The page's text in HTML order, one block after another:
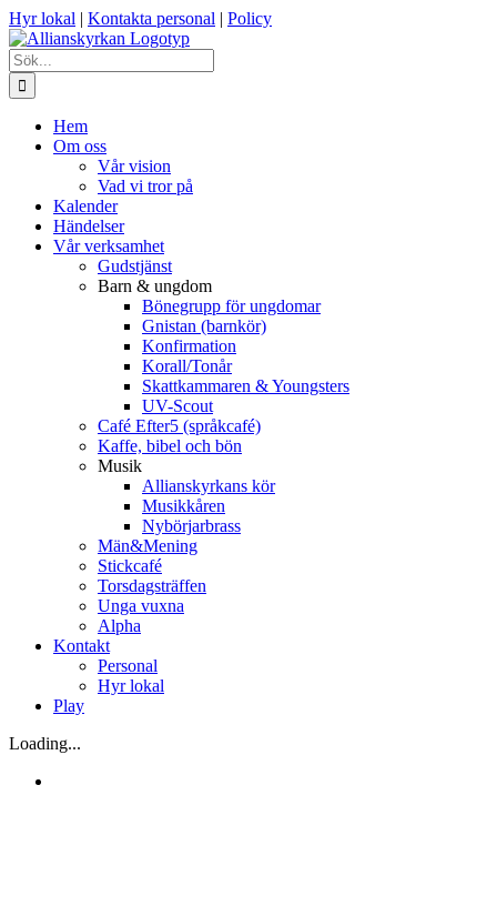
Fortsätt
till
innehållet
Hyr lokal | Kontakta personal | Policy
Sök
efter:
Hem
Om oss
Vår vision
Vad vi tror på
Kalender
Händelser
Vår verksamhet
Gudstjänst
Barn & ungdom
Bönegrupp för ungdomar
Gnistan (barnkör)
Konfirmation
Korall/Tonår
Skattkammaren & Youngsters
UV-Scout
Café Efter5 (språkcafé)
Kaffe, bibel och bön
Musik
Allianskyrkans kör
Musikkåren
Nybörjarbrass
Män&Mening
Stickcafé
Torsdagsträffen
Unga vuxna
Alpha
Kontakt
Personal
Hyr lokal
Play
Loading...